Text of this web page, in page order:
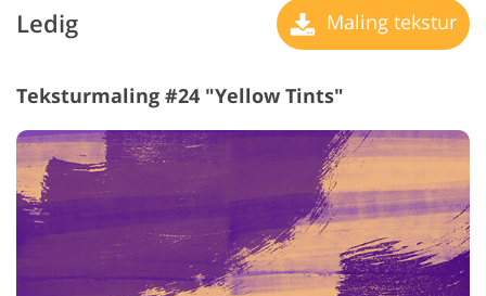
Ledig Maling tekstur
Teksturmaling #24 "Yellow Tints"